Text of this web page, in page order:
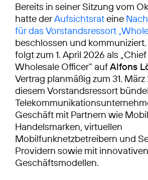
Bereits in seiner Sitzung vom
hatte derAufsichtsrateine
für das Vorstandsressort
beschlossen und kommuniziert.
folgt zum 1. April 2026 als
Wholesale Officer“ aufAlfons
Vertrag planmäßig zum 31.
diesem Vorstandsressort
Geschäft mit Partnern wie
Handelsmarken, virtuellen
Mobilfunknetzbetreibern und
Providern sowie mit innovativen
Geschäftsmodellen.